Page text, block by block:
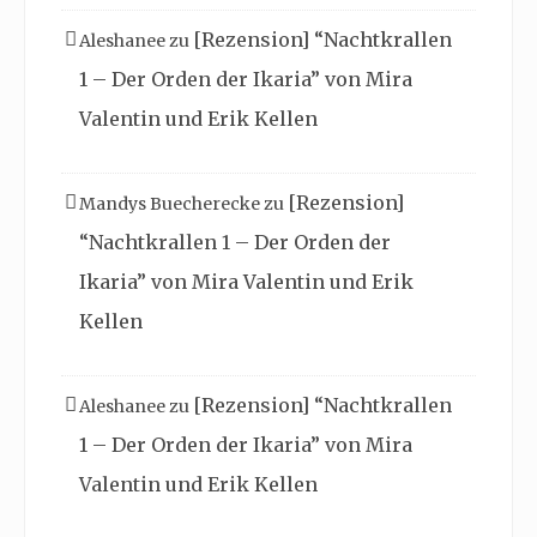
Aleshaneezu [Rezension] “Nachtkrallen
1 – Der Orden der Ikaria” von Mira
Valentin und Erik Kellen
Mandys Buechereckezu [Rezension]
“Nachtkrallen 1 – Der Orden der
Ikaria” von Mira Valentin und Erik
Kellen
Aleshaneezu [Rezension] “Nachtkrallen
1 – Der Orden der Ikaria” von Mira
Valentin und Erik Kellen